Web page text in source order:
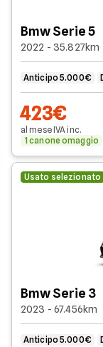
Bmw Serie 5
2022 - 35.827km
Anticipo 5.000€
423€
al meseIVAinc.
1 canone omaggio
Usato selezionato
Bmw Serie 3
2023 - 67.456km
Anticipo 5.000€